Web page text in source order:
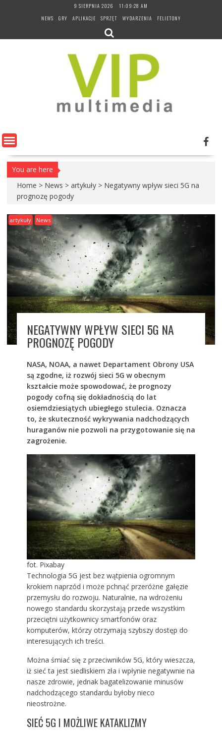
9 SIERPNIA 2026
11:09:29 AM
NEWS
GRY APLIKACJE SPRZĘT WYDARZENIA FELIETONY
You are here
Home > News > artykuły > Negatywny wpływ sieci 5G na
prognozę pogody
artykuły News
NEGATYWNY WPŁYW SIECI 5G NA
PROGNOZĘ POGODY
NASA, NOAA, a nawet Departament Obrony USA
są zgodne, iż rozwój sieci 5G w obecnym
kształcie może spowodować, że prognozy
pogody cofną się dokładnością do lat
osiemdziesiątych ubiegłego stulecia. Oznacza
to, że skuteczność wykrywania nadchodzących
huraganów nie pozwoli na przygotowanie się na
zagrożenie.
fot. Pixabay
Technologia 5G jest bez wątpienia ogromnym
krokiem naprzód i może pchnąć przeróżne gałęzie
przemysłu do rozwoju. Naturalnie, na wdrożeniu
nowego standardu skorzystają przede wszystkim
przeciętni użytkownicy smartfonów oraz
komputerów, którzy otrzymają szybszy dostęp do
interesujących ich treści.
Można śmiać się z przeciwników 5G, który wieszcza,
iż sieć ta jest siedliskiem zła i wpłynie negatywnie na
nasze zdrowie, jednak bagatelizowanie minusów
nadchodzącego standardu byłoby nieco
nieostrożne.
SIEĆ 5G I MOŻLIWE KATAKLIZMY